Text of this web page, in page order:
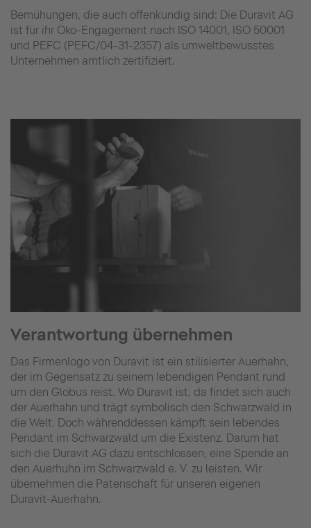
Bemühungen, die auch offenkundig sind: Die Duravit AG
ist für ihr Öko-Engagement nach ISO 14001, ISO 50001
und PEFC (PEFC/04-31-2357) als umweltbewusstes
Unternehmen amtlich zertifiziert.
Verantwortung übernehmen
Das Firmenlogo von Duravit ist ein stilisierter Auerhahn,
der im Gegensatz zu seinem lebendigen Pendant rund
um den Globus reist. Wo Duravit ist, da findet sich auch
der Auerhahn und trägt symbolisch den Schwarzwald in
die Welt. Doch währenddessen kämpft sein lebendes
Pendant im Schwarzwald um die Existenz. Darum hat
sich die Duravit AG dazu entschlossen, eine Spende an
den Auerhuhn im Schwarzwald e. V. zu leisten. Wir
übernehmen die Patenschaft für unseren eigenen
Duravit-Auerhahn.